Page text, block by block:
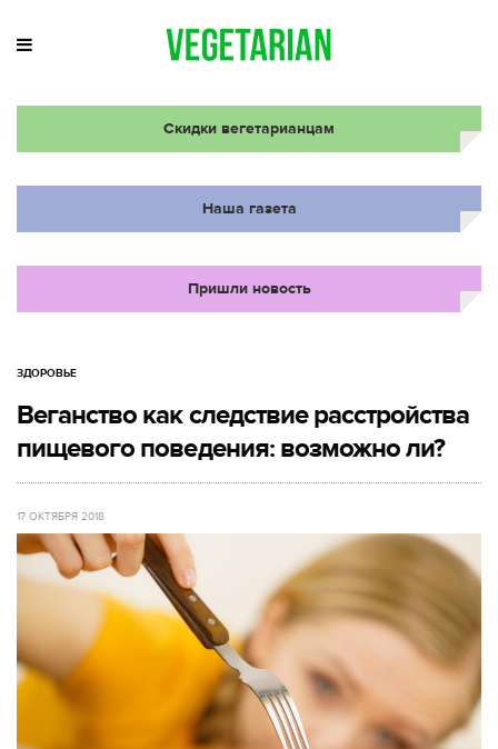
Скидки вегетарианцам
Наша газета
Пришли новость
ЗДОРОВЬЕ
Веганство как следствие расстройства
пищевого поведения: возможно ли?
17 ОКТЯБРЯ 2018